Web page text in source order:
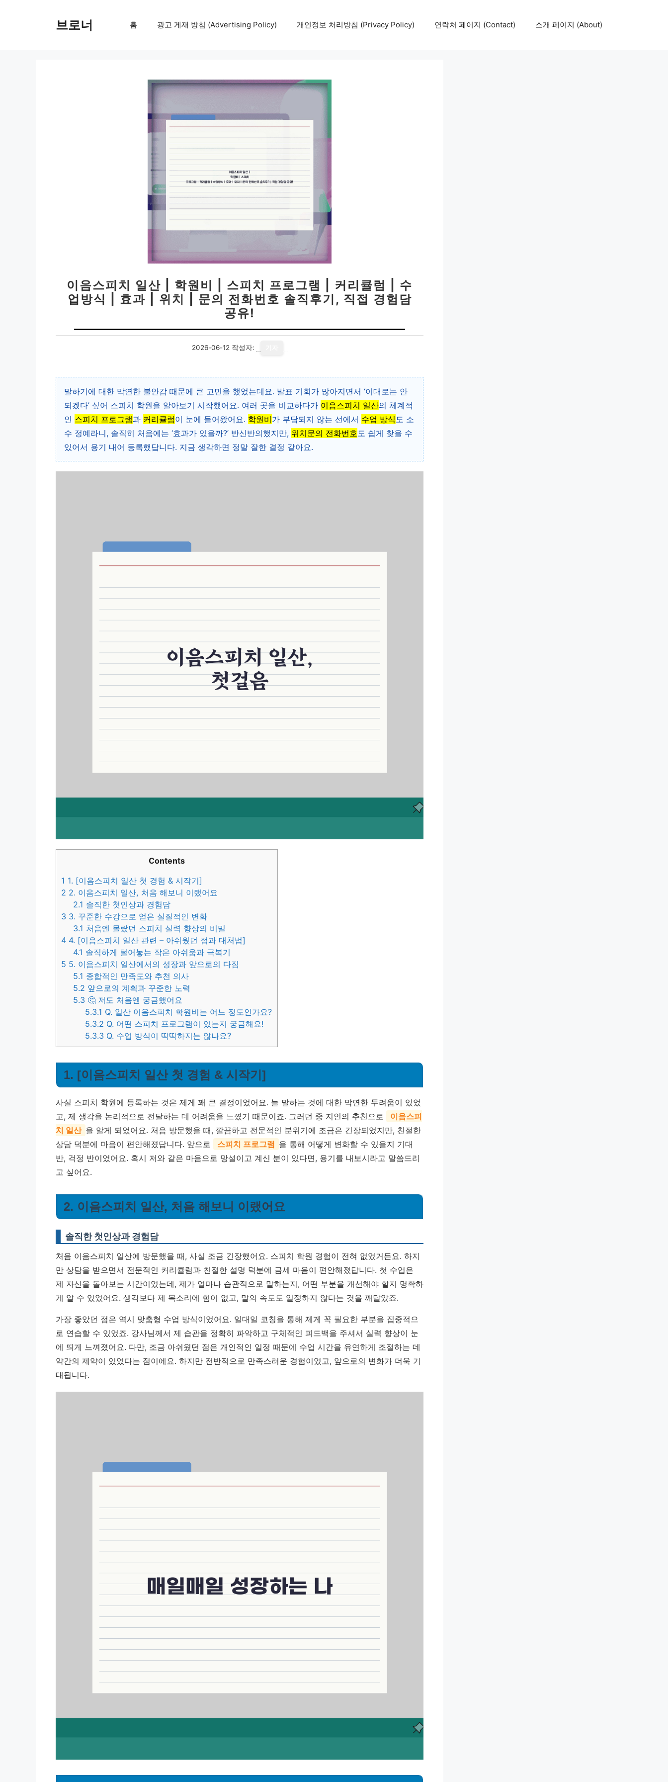
브로너 홈 광고 게재 방침 (Advertising Policy) 개인정보 처리방침 (Privacy Policy) 연락처 페이지 (Contact) 소개 페이지 (About)
이음스피치 일산 | 학원비 | 스피치 프로그램 | 커리큘럼 | 수
업방식 | 효과 | 위치 | 문의 전화번호 솔직후기, 직접 경험담
공유!
2026-06-12 작성자:
말하기에 대한 막연한 불안감 때문에 큰 고민을 했었는데요. 발표 기회가 많아지면서 ‘이대로는 안
되겠다’ 싶어 스피치 학원을 알아보기 시작했어요. 여러 곳을 비교하다가 이음스피치 일산의 체계적
인 스피치 프로그램과 커리큘럼이 눈에 들어왔어요. 학원비가 부담되지 않는 선에서 수업 방식도 소
수 정예라니, 솔직히 처음에는 ‘효과가 있을까?’ 반신반의했지만, 위치문의 전화번호도 쉽게 찾을 수
있어서 용기 내어 등록했답니다. 지금 생각하면 정말 잘한 결정 같아요.
Contents
1 1. [이음스피치 일산 첫 경험 & 시작기]
2 2. 이음스피치 일산, 처음 해보니 이랬어요
2.1 솔직한 첫인상과 경험담
3 3. 꾸준한 수강으로 얻은 실질적인 변화
3.1 처음엔 몰랐던 스피치 실력 향상의 비밀
4 4. [이음스피치 일산 관련 – 아쉬웠던 점과 대처법]
4.1 솔직하게 털어놓는 작은 아쉬움과 극복기
5 5. 이음스피치 일산에서의 성장과 앞으로의 다짐
5.1 종합적인 만족도와 추천 의사
5.2 앞으로의 계획과 꾸준한 노력
5.3 🤔 저도 처음엔 궁금했어요
5.3.1 Q. 일산 이음스피치 학원비는 어느 정도인가요?
5.3.2 Q. 어떤 스피치 프로그램이 있는지 궁금해요!
5.3.3 Q. 수업 방식이 딱딱하지는 않나요?
1. [이음스피치 일산 첫 경험 & 시작기]
사실 스피치 학원에 등록하는 것은 제게 꽤 큰 결정이었어요. 늘 말하는 것에 대한 막연한 두려움이 있었
고, 제 생각을 논리적으로 전달하는 데 어려움을 느꼈기 때문이죠. 그러던 중 지인의 추천으로
이음스피
치 일산 을 알게 되었어요. 처음 방문했을 때, 깔끔하고 전문적인 분위기에 조금은 긴장되었지만, 친절한
상담 덕분에 마음이 편안해졌답니다. 앞으로
스피치 프로그램 을 통해 어떻게 변화할 수 있을지 기대
반, 걱정 반이었어요. 혹시 저와 같은 마음으로 망설이고 계신 분이 있다면, 용기를 내보시라고 말씀드리
고 싶어요.
2. 이음스피치 일산, 처음 해보니 이랬어요
솔직한 첫인상과 경험담
처음 이음스피치 일산에 방문했을 때, 사실 조금 긴장했어요. 스피치 학원 경험이 전혀 없었거든요. 하지
만 상담을 받으면서 전문적인 커리큘럼과 친절한 설명 덕분에 금세 마음이 편안해졌답니다. 첫 수업은
제 자신을 돌아보는 시간이었는데, 제가 얼마나 습관적으로 말하는지, 어떤 부분을 개선해야 할지 명확하
게 알 수 있었어요. 생각보다 제 목소리에 힘이 없고, 말의 속도도 일정하지 않다는 것을 깨달았죠.
가장 좋았던 점은 역시 맞춤형 수업 방식이었어요. 일대일 코칭을 통해 제게 꼭 필요한 부분을 집중적으
로 연습할 수 있었죠. 강사님께서 제 습관을 정확히 파악하고 구체적인 피드백을 주셔서 실력 향상이 눈
에 띄게 느껴졌어요. 다만, 조금 아쉬웠던 점은 개인적인 일정 때문에 수업 시간을 유연하게 조절하는 데
약간의 제약이 있었다는 점이에요. 하지만 전반적으로 만족스러운 경험이었고, 앞으로의 변화가 더욱 기
대됩니다.